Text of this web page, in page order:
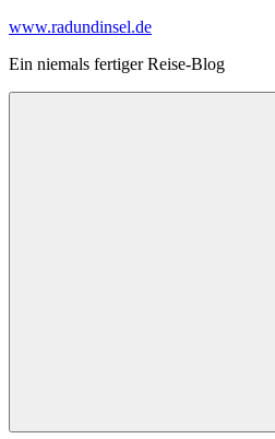
Zum
springen
www.radundinsel.de
Ein niemals fertiger Reise-Blog